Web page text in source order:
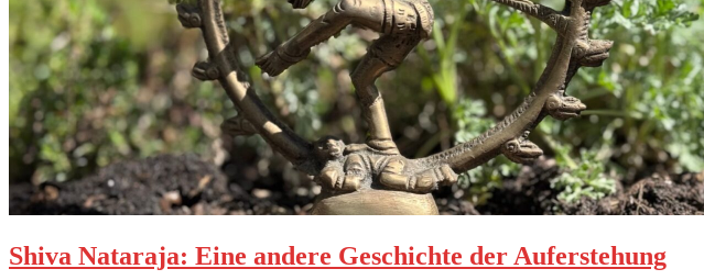
Shiva Nataraja: Eine andere Geschichte der Auferstehung